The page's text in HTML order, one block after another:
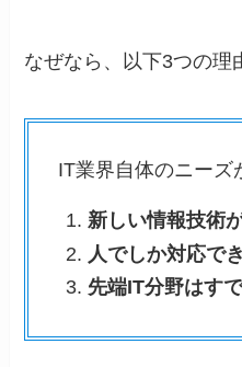
なぜなら、以下3つの理
IT業界自体のニーズ
新しい情報技術
人でしか対応で
先端IT分野はす